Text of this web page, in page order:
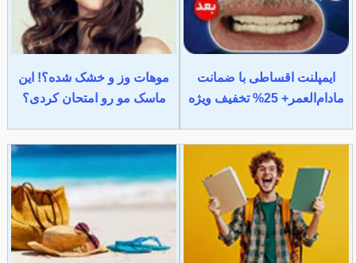
ایمپلنت اقساطی با ضمانت
مادام‌العمر+ 25% تخفیف ویژه
موهات وز و خشک شده؟! این
ماسک مو رو امتحان کردی؟